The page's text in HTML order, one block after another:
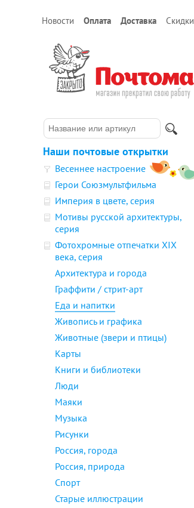
Новости Оплата Доставка Скидки
Наши почтовые открытки
Весеннее настроение
Герои Союзмультфильма
Империя в цвете, серия
Мотивы русской архитектуры,
серия
Фотохромные отпечатки XIX
века, серия
Архитектура и города
Граффити / стрит-арт
Еда и напитки
Живопись и графика
Животные (звери и птицы)
Карты
Книги и библиотеки
Люди
Маяки
Музыка
Рисунки
Россия, города
Россия, природа
Спорт
Старые иллюстрации